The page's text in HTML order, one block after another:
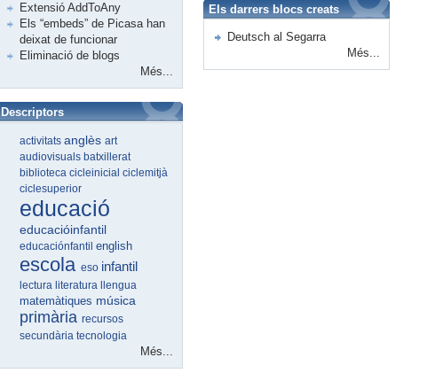
Extensió AddToAny
Els “embeds” de Picasa han
deixat de funcionar
Eliminació de blogs
Més...
Descriptors
activitatsanglèsart
audiovisualsbatxillerat
bibliotecacicleinicialciclemitjà
ciclesuperior
educació
educacióinfantil
educaciónfantilenglish
escolaeso infantil
lecturaliteraturallengua
matemàtiques música
primàriarecursos
secundàriatecnologia
Més...
Els darrers blocs creats
Deutsch al Segarra
Més...